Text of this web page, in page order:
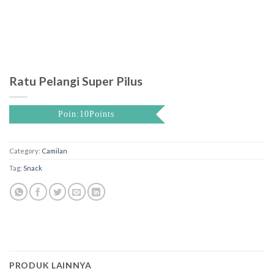
Ratu Pelangi Super Pilus
Poin:10Points
Category: Camilan
Tag: Snack
PRODUK LAINNYA